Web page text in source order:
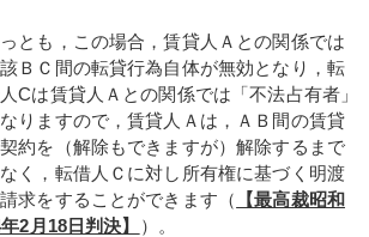
っとも，この場合，賃貸人Ａとの関係では
ＢＣ間の転貸行為自体が無効となり，転
Cは賃貸人Ａとの関係では「不法占有者」
りますので，賃貸人Ａは，ＡＢ間の賃貸
約を（解除もできますが）解除するまで
なく，転借人Ｃに対し所有権に基づく明渡
請求をすることができます（
【最高裁昭和
2月18日判決】
）。